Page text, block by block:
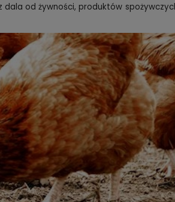
od żywności, produktów